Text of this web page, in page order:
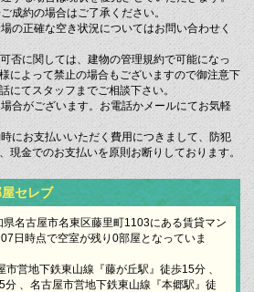
成約の場合はご了承ください。
の正確な空き状況についてはお問い合わせく
否に関しては、建物の管理規約で可能になっ
によって禁止の場合もございますので御注意下
にてスタッフまでご相談下さい。
合がございます。お電話かメールにてお気軽
にお支払いいただく費用につきまして、防犯
現金でのお支払いを原則お断りしております。
セレブ
県名古屋市名東区藤里町1103にある賃貸マン
日時点で空室が残り0部屋となっていま
営地下鉄東山線『藤が丘駅』徒歩15分 、
分 、名古屋市営地下鉄東山線『本郷駅』徒